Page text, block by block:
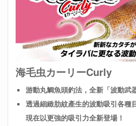
海毛虫カーリーCurly
游動丸鯛魚頭釣法，全新「波動武
透過細緻肋紋產生的波動吸引各種
現在以更強的吸引力全新登場！